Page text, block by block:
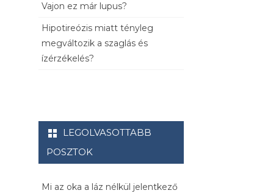
Vajon ez már lupus?
Hipotireózis miatt tényleg
megváltozik a szaglás és
ízérzékelés?
LEGOLVASOTTABB
POSZTOK
Mi az oka a láz nélkül jelentkező